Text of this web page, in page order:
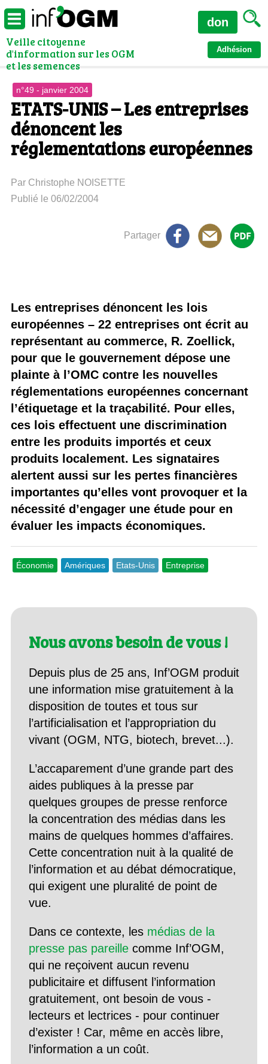
Veille citoyenne
d'information sur les OGM
et les semences
Adhésion
don
n°49 - janvier 2004
ETATS-UNIS – Les entreprises
dénoncent les
réglementations européennes
Par Christophe NOISETTE
Publié le 06/02/2004
Partager
Les entreprises dénoncent les lois
européennes – 22 entreprises ont écrit au
représentant au commerce, R. Zoellick,
pour que le gouvernement dépose une
plainte à l’OMC contre les nouvelles
réglementations européennes concernant
l’étiquetage et la traçabilité. Pour elles,
ces lois effectuent une discrimination
entre les produits importés et ceux
produits localement. Les signataires
alertent aussi sur les pertes financières
importantes qu’elles vont provoquer et la
nécessité d’engager une étude pour en
évaluer les impacts économiques.
Économie Amériques Etats-Unis Entreprise
Nous avons besoin de vous !
Depuis plus de 25 ans, Inf’OGM produit
une information mise gratuitement à la
disposition de toutes et tous sur
l’artificialisation et l’appropriation du
vivant (OGM, NTG, biotech, brevet...).
L’accaparement d’une grande part des
aides publiques à la presse par
quelques groupes de presse renforce
la concentration des médias dans les
mains de quelques hommes d’affaires.
Cette concentration nuit à la qualité de
l’information et au débat démocratique,
qui exigent une pluralité de point de
vue.
Dans ce contexte, les médias de la
presse pas pareillecomme Inf’OGM,
qui ne reçoivent aucun revenu
publicitaire et diffusent l’information
gratuitement, ont besoin de vous -
lecteurs et lectrices - pour continuer
d’exister ! Car, même en accès libre,
l’information a un coût.